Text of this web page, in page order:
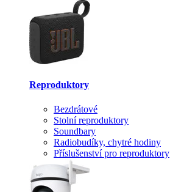
Reproduktory
Bezdrátové
Stolní reproduktory
Soundbary
Radiobudíky, chytré hodiny
Příslušenství pro reproduktory